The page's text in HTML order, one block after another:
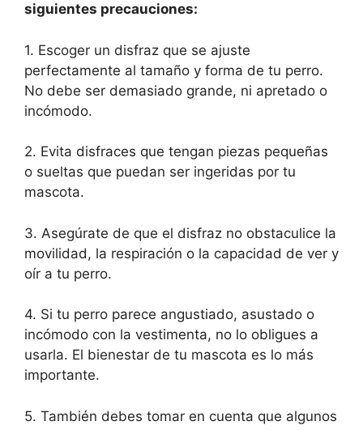
siguientes precauciones:
1. Escoger un disfraz que se ajuste
perfectamente al tamaño y forma de tu perro.
No debe ser demasiado grande, ni apretado o
incómodo.
2. Evita disfraces que tengan piezas pequeñas
o sueltas que puedan ser ingeridas por tu
mascota.
3. Asegúrate de que el disfraz no obstaculice la
movilidad, la respiración o la capacidad de ver y
oír a tu perro.
4. Si tu perro parece angustiado, asustado o
incómodo con la vestimenta, no lo obligues a
usarla. El bienestar de tu mascota es lo más
importante.
5. También debes tomar en cuenta que algunos